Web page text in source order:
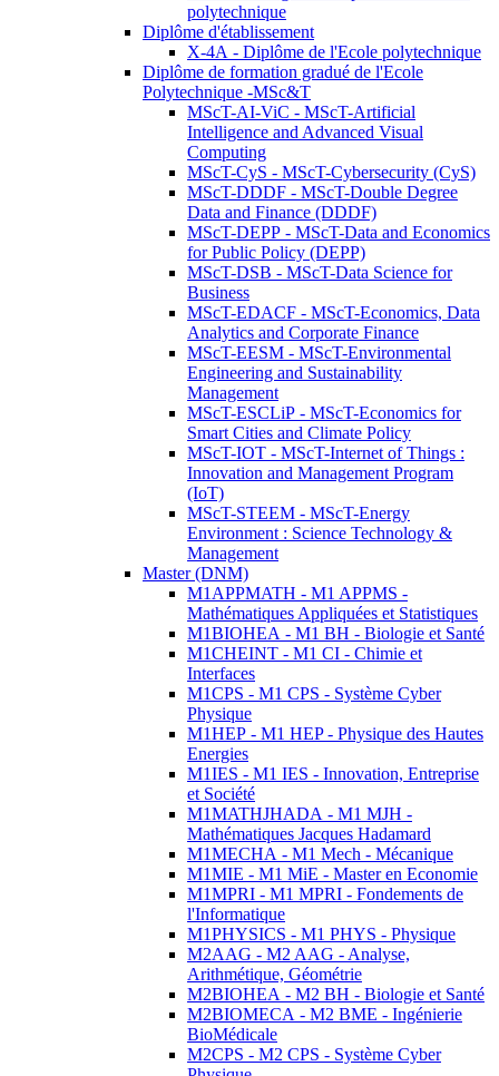
polytechnique
Diplôme d'établissement
X-4A - Diplôme de l'Ecole polytechnique
Diplôme de formation gradué de l'Ecole
Polytechnique -MSc&T
MScT-AI-ViC - MScT-Artificial
Intelligence and Advanced Visual
Computing
MScT-CyS - MScT-Cybersecurity (CyS)
MScT-DDDF - MScT-Double Degree
Data and Finance (DDDF)
MScT-DEPP - MScT-Data and Economics
for Public Policy (DEPP)
MScT-DSB - MScT-Data Science for
Business
MScT-EDACF - MScT-Economics, Data
Analytics and Corporate Finance
MScT-EESM - MScT-Environmental
Engineering and Sustainability
Management
MScT-ESCLiP - MScT-Economics for
Smart Cities and Climate Policy
MScT-IOT - MScT-Internet of Things :
Innovation and Management Program
(IoT)
MScT-STEEM - MScT-Energy
Environment : Science Technology &
Management
Master (DNM)
M1APPMATH - M1 APPMS -
Mathématiques Appliquées et Statistiques
M1BIOHEA - M1 BH - Biologie et Santé
M1CHEINT - M1 CI - Chimie et
Interfaces
M1CPS - M1 CPS - Système Cyber
Physique
M1HEP - M1 HEP - Physique des Hautes
Energies
M1IES - M1 IES - Innovation, Entreprise
et Société
M1MATHJHADA - M1 MJH -
Mathématiques Jacques Hadamard
M1MECHA - M1 Mech - Mécanique
M1MIE - M1 MiE - Master en Economie
M1MPRI - M1 MPRI - Fondements de
l'Informatique
M1PHYSICS - M1 PHYS - Physique
M2AAG - M2 AAG - Analyse,
Arithmétique, Géométrie
M2BIOHEA - M2 BH - Biologie et Santé
M2BIOMECA - M2 BME - Ingénierie
BioMédicale
M2CPS - M2 CPS - Système Cyber